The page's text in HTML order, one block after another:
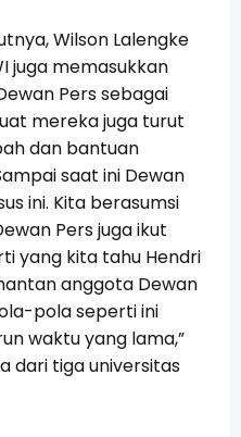
Wilson Lalengke
juga memasukkan
Pers sebagai
mereka juga turut
dan bantuan
saat ini Dewan
ini. Kita berasumsi
Pers juga ikut
yang kita tahu Hendri
anggota Dewan
pola seperti ini
waktu yang lama,”
dari tiga universitas